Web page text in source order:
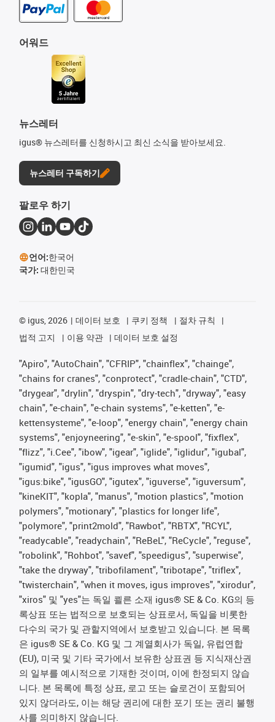
어워드
뉴스레터
igus® 뉴스레터를 신청하시고 최신 소식을 받아보세요.
뉴스레터 구독하기
팔로우 하기
언어:한국어
국가: 대한민국
© igus, 2026 데이터 보호 쿠키 정책
절차 규칙
법적 고지
이용 약관 데이터 보호 설정
"Apiro", "AutoChain", "CFRIP", "chainflex", "chainge",
"chains for cranes", "conprotect", "cradle-chain", "CTD",
"drygear", "drylin", "dryspin", "dry-tech", "dryway", "easy
chain", "e-chain", "e-chain systems", "e-ketten", "e-
kettensysteme", "e-loop", "energy chain", "energy chain
systems", "enjoyneering", "e-skin", "e-spool", "fixflex",
"flizz", "i.Cee", "ibow", "igear", "iglide", "iglidur", "igubal",
"igumid", "igus", "igus improves what moves",
"igus:bike", "igusGO", "igutex", "iguverse", "iguversum",
"kineKIT", "kopla", "manus", "motion plastics", "motion
polymers", "motionary", "plastics for longer life",
"polymore", "print2mold", "Rawbot", "RBTX", "RCYL",
"readycable", "readychain", "ReBeL", "ReCycle", "reguse",
"robolink", "Rohbot", "savef", "speedigus", "superwise",
"take the dryway", "tribofilament", "tribotape", "triflex",
"twisterchain", "when it moves, igus improves", "xirodur",
"xiros" 및 "yes"는 독일 쾰른 소재 igus® SE & Co. KG의 등
록상표 또는 법적으로 보호되는 상표로서, 독일을 비롯한
다수의 국가 및 관할지역에서 보호받고 있습니다. 본 목록
은 igus® SE & Co. KG 및 그 계열회사가 독일, 유럽연합
(EU), 미국 및 기타 국가에서 보유한 상표권 등 지식재산권
의 일부를 예시적으로 기재한 것이며, 이에 한정되지 않습
니다. 본 목록에 특정 상표, 로고 또는 슬로건이 포함되어
있지 않더라도, 이는 해당 권리에 대한 포기 또는 권리 불행
사를 의미하지 않습니다.